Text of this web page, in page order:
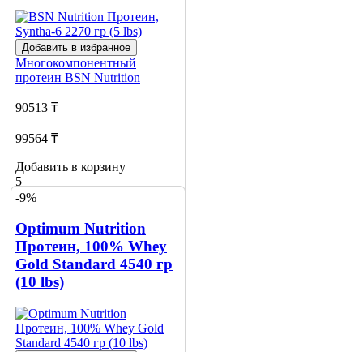
Добавить в избранное
Многокомпонентный
протеин BSN Nutrition
90513 ₸
99564 ₸
Добавить в корзину
5
-9%
Optimum Nutrition
Протеин, 100% Whey
Gold Standard 4540 гр
(10 lbs)